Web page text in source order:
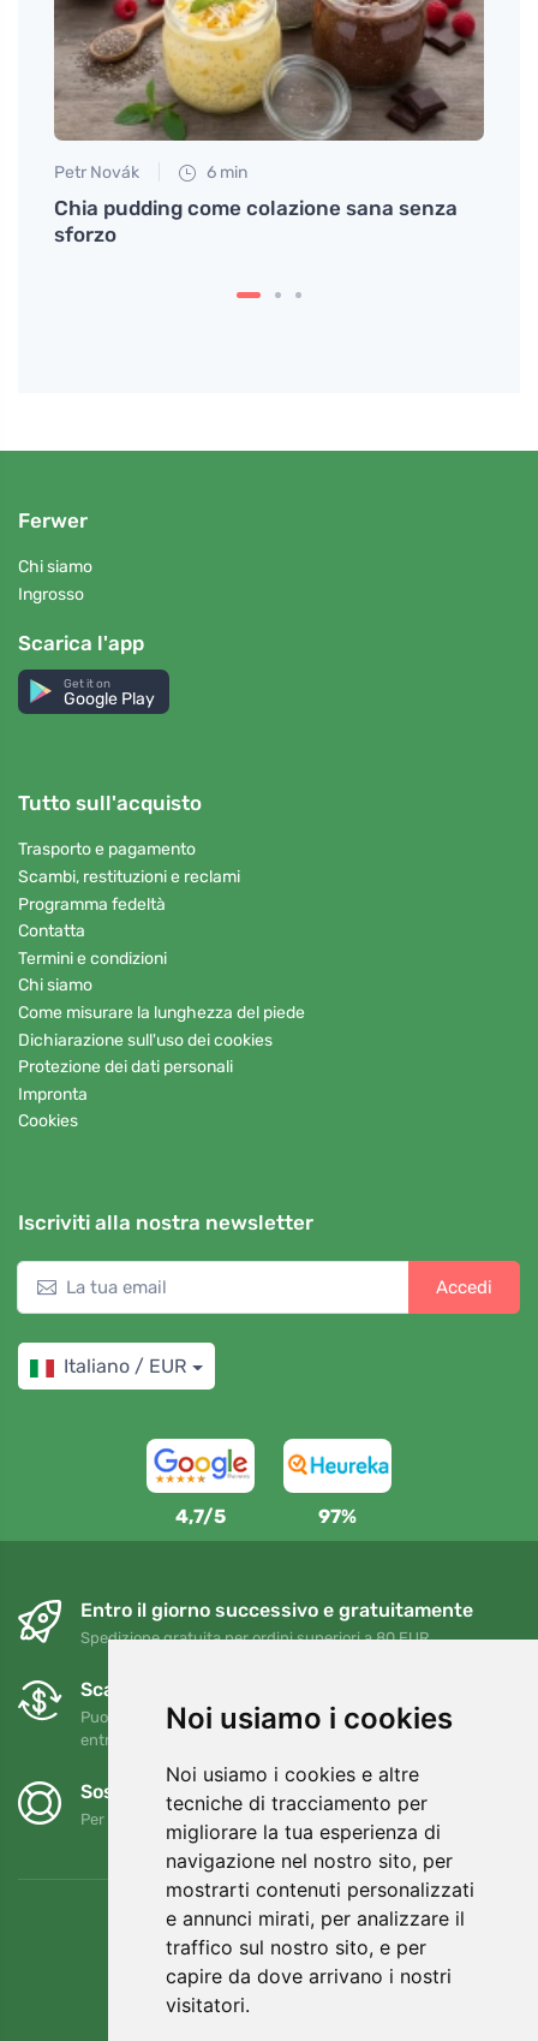
Noi usiamo i cookies
Noi usiamo i cookies e altre
tecniche di tracciamento per
migliorare la tua esperienza di
navigazione nel nostro sito, per
mostrarti contenuti personalizzati
e annunci mirati, per analizzare il
traffico sul nostro sito, e per
capire da dove arrivano i nostri
visitatori.
Petr Novák 6 min
Chia pudding come colazione sana senza
sforzo
Ferwer
Chi siamo
Ingrosso
Scarica l'app
Get it on
Google Play
Tutto sull'acquisto
Trasporto e pagamento
Scambi, restituzioni e reclami
Programma fedeltà
Contatta
Termini e condizioni
Chi siamo
Come misurare la lunghezza del piede
Dichiarazione sull'uso dei cookies
Protezione dei dati personali
Impronta
Cookies
Iscriviti alla nostra newsletter
Accedi
Italiano / EUR
4,7/5 97%
Entro il giorno successivo e gratuitamente
Spedizione gratuita per ordini superiori a 80 EUR
Scambi e resi gratuiti
Puoi restituire o cambiare il tuo ordine in qualsiasi momento
entro 90 giorni
Sosteniamo Trees.org
Per ogni ordine piantiamo un albero! Leggi di più